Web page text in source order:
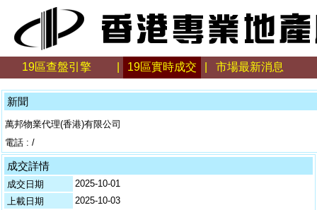
19區查盤引擎 19區實時成交 市場最新消息
新聞
萬邦物業代理(香港)有限公司
電話 : /
成交詳情
成交日期
2025-10-01
上載日期
2025-10-03